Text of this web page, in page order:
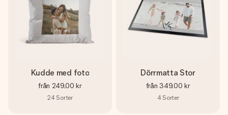
Kudde med foto
från 249,00 kr
24 Sorter
Dörrmatta Stor
från 349,00 kr
4 Sorter